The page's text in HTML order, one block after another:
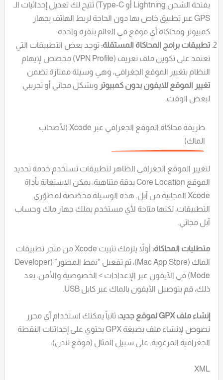
بفتحة الشحن Lightning أو Type-C) تتيح لك تعديل إحداثيات الـ
GPS عبر تطبيق خاص بها دون الحاجة لربط الهاتف بجهاز
كمبيوتر ومحاكاة أي موقع في العالم بنقرة واحدة.
تطبيقات برامج المحاكاة المستقلة: توجد بعض التطبيقات التي
تعتمد على تكوين ملف تعريف (VPN Profile) مخصص لإيهام
النظام بتغيير الموقع الجغرافي، وهي وسيلة ممتازة تضمن
تغيير الموقع للايفون بدون كمبيوتر وبشكل مجاني أو تجريبي
لبعض الوقت.
طريقة محاكاة الموقع الجغرافي عبر Xcode (لأصحاب
الماك)
لتغيير الموقع الجغرافي الظاهر لتطبيقات تستخدم خدمة تحديد
الموقع Core Location بدقة متناهية، يمكن الاستعانة بأداة
Xcode المجانية من آبل. هذه الوسيلة مخصّصة لمطوّري
التطبيقات، لكنها متاحة لأي مستخدم يملك جهاز ماك وحساب
آبل مجاني.
متطلبات المحاكاة:
أولاً يلزمك تثبيت Xcode من متجر تطبيقات
الماك (Mac App Store)، ثم تفعيل “نمط المطور” (Developer
Mode) في الآيفون عبر الإعدادات > الخصوصية والأمن. بعد
ذلك، قم بتوصيل الآيفون بالماك عبر كابل USB.
إنشاء ملف GPX لموقع جديد:
ثانياً يمكنك استخدام أي محرر
نصوص لإنشاء ملف بصيغة GPX يحتوي على إحداثيات النقطة
الجغرافية المرغوبة. على سبيل المثال (موقع لندن):
XML